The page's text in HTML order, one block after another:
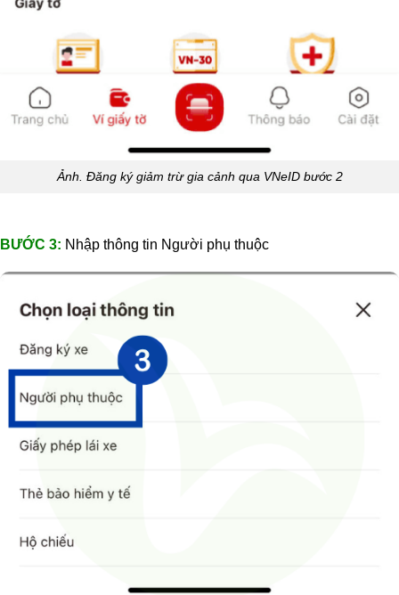
Ảnh. Đăng ký giảm trừ gia cảnh qua VNeID bước 2
BƯỚC 3: Nhập thông tin Người phụ thuộc